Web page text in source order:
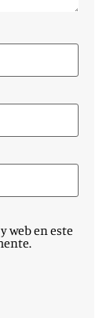
web en este